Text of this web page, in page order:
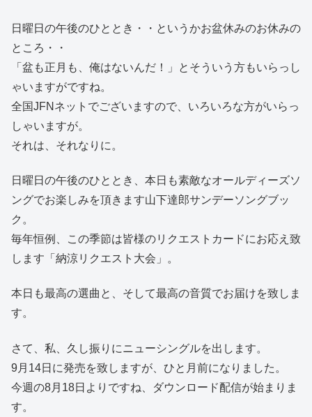
日曜日の午後のひととき・・というかお盆休みのお休みの
ところ・・
「盆も正月も、俺はないんだ！」とそういう方もいらっし
ゃいますがですね。
全国JFNネットでございますので、いろいろな方がいらっ
しゃいますが。
それは、それなりに。
日曜日の午後のひととき、本日も素敵なオールディーズソ
ングでお楽しみを頂きます山下達郎サンデーソングブッ
ク。
毎年恒例、この季節は皆様のリクエストカードにお応え致
します「納涼リクエスト大会」。
本日も最高の選曲と、そして最高の音質でお届けを致しま
す。
さて、私、久し振りにニューシングルを出します。
9月14日に発売を致しますが、ひと月前になりました。
今週の8月18日よりですね、ダウンロード配信が始まりま
す。